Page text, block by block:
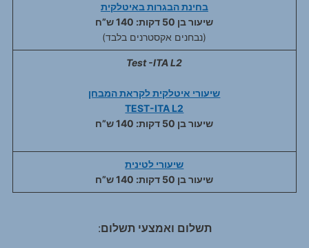
בחינת הבגרות באיטלקית
שיעור בן 50 דקות: 140 ש”ח
(נבחנים אקסטרנים בלבד)
Test -ITA L2
שיעורי איטלקית לקראת המבחן
TEST-ITA L2
שיעור בן 50 דקות: 140 ש”ח
שיעורי לטינית
שיעור בן 50 דקות: 140 ש”ח
:תשלום ואמצעי תשלום